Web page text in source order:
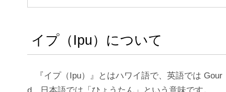
イプ（Ipu）について
『イプ（Ipu）』とはハワイ語で、英語では Gour